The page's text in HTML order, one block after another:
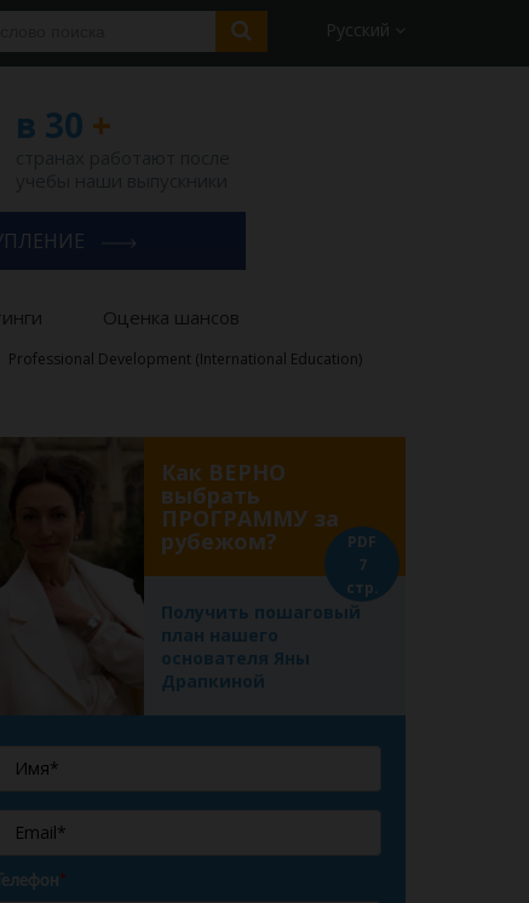
Русский
в 30 +
Оценка шансов
Professional Development (International Education)
Как ВЕРНО
выбрать
ПРОГРАММУ за
рубежом?
Получить пошаговый
план нашего
основателя Яны
Драпкиной
PDF
7
стр.
Телефон*